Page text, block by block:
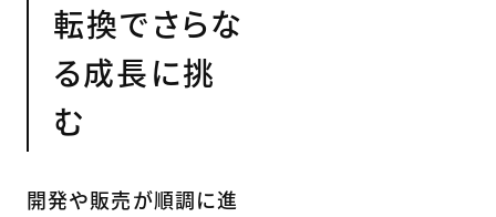
転換でさらな
る成長に挑
む
開発や販売が順調に進